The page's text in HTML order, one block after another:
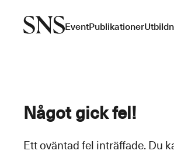
EventPublikationer
Något gick fel!
Ett oväntad fel inträffade. Du